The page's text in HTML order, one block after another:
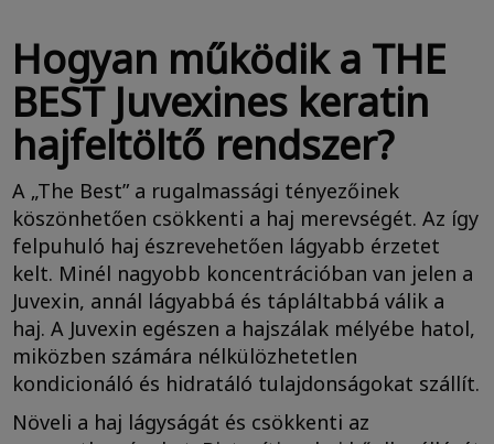
Hogyan működik a THE
BEST Juvexines keratin
hajfeltöltő rendszer?
A „The Best” a rugalmassági tényezőinek
köszönhetően csökkenti a haj merevségét. Az így
felpuhuló haj észrevehetően lágyabb érzetet
kelt. Minél nagyobb koncentrációban van jelen a
Juvexin, annál lágyabbá és tápláltabbá válik a
haj. A Juvexin egészen a hajszálak mélyébe hatol,
miközben számára nélkülözhetetlen
kondicionáló és hidratáló tulajdonságokat szállít.
Növeli a haj lágyságát és csökkenti az